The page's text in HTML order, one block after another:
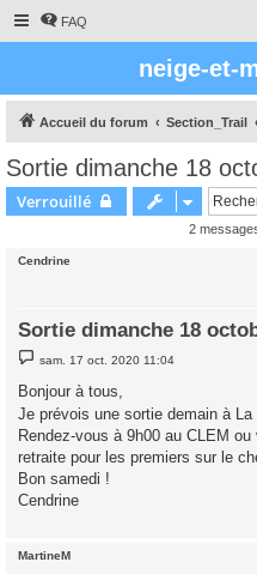
FAQ
neige-et-
Accueil du forum Section_Trail
Sortie dimanche 18
Verrouillé
2
Cendrine
Sortie dimanche 18
e
s
a
g
e
sam. 17 oct. 2020 11:04
Bonjour à tous,
Je prévois une sortie demain à
Rendez-vous à 9h00 au CLEM
retraite pour les premiers sur le
Bon samedi !
Cendrine
MartineM